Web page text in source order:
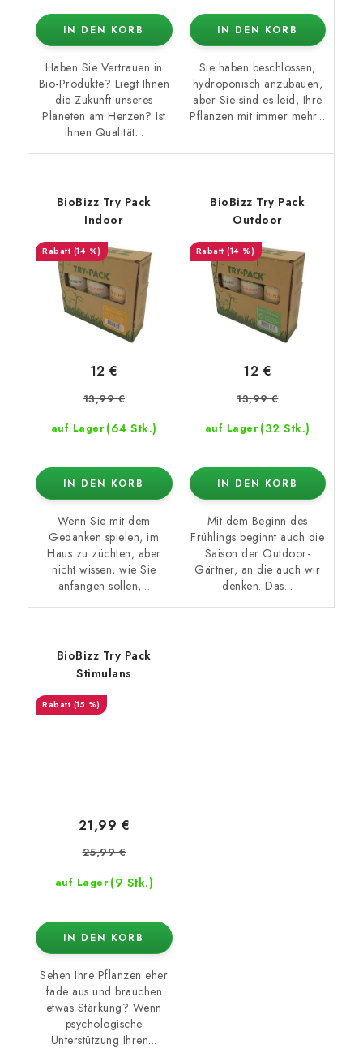
IN DEN KORB
Haben Sie Vertrauen in
Bio-Produkte? Liegt Ihnen
die Zukunft unseres
Planeten am Herzen? Ist
Ihnen Qualität...
IN DEN KORB
Sie haben beschlossen,
hydroponisch anzubauen,
aber Sie sind es leid, Ihre
Pflanzen mit immer mehr...
BioBizz Try Pack
Indoor
(14 %)
auf Lager (64 Stk.)
12 €
13,99 €
IN DEN KORB
Wenn Sie mit dem
Gedanken spielen, im
Haus zu züchten, aber
nicht wissen, wie Sie
anfangen sollen,...
BioBizz Try Pack
Outdoor
(14 %)
auf Lager (32 Stk.)
12 €
13,99 €
IN DEN KORB
Mit dem Beginn des
Frühlings beginnt auch die
Saison der Outdoor-
Gärtner, an die auch wir
denken. Das...
BioBizz Try Pack
Stimulans
(15 %)
auf Lager (9 Stk.)
21,99 €
25,99 €
IN DEN KORB
Sehen Ihre Pflanzen eher
fade aus und brauchen
etwas Stärkung? Wenn
psychologische
Unterstützung Ihren...